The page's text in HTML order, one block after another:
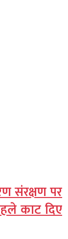
संरक्षण पर
काट दिए